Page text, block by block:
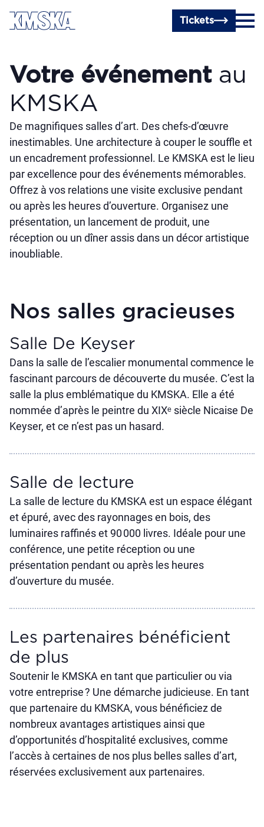
Passer au contenu principal
Tickets
Votre événement au
KMSKA
De magnifiques salles d’art. Des chefs-d’œuvre
inestimables. Une architecture à couper le souffle et
un encadrement professionnel. Le KMSKA est le lieu
par excellence pour des événements mémorables.
Offrez à vos relations une visite exclusive pendant
ou après les heures d’ouverture. Organisez une
présentation, un lancement de produit, une
réception ou un dîner assis dans un décor artistique
inoubliable.
Nos salles gracieuses
Salle De Keyser
Dans la salle de l’escalier monumental commence le
fascinant parcours de découverte du musée. C’est la
salle la plus emblématique du KMSKA. Elle a été
nommée d’après le peintre du XIXᵉ siècle Nicaise De
Keyser, et ce n’est pas un hasard.
Salle de lecture
La salle de lecture du KMSKA est un espace élégant
et épuré, avec des rayonnages en bois, des
luminaires raffinés et 90 000 livres. Idéale pour une
conférence, une petite réception ou une
présentation pendant ou après les heures
d’ouverture du musée.
Les partenaires bénéficient
de plus
Soutenir le KMSKA en tant que particulier ou via
votre entreprise ? Une démarche judicieuse. En tant
que partenaire du KMSKA, vous bénéficiez de
nombreux avantages artistiques ainsi que
d’opportunités d’hospitalité exclusives, comme
l’accès à certaines de nos plus belles salles d’art,
réservées exclusivement aux partenaires.